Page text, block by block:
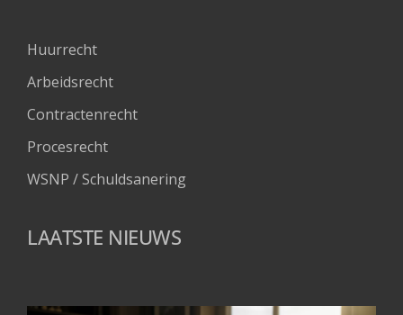
Huurrecht
Arbeidsrecht
Contractenrecht
Procesrecht
WSNP / Schuldsanering
LAATSTE NIEUWS